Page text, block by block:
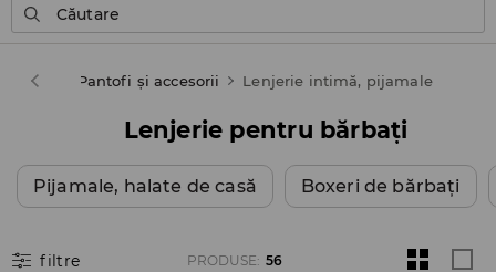
Căutare
Bărbat Pantofi și accesorii Lenjerie intimă, pijamale
Lenjerie pentru bărbați
Pijamale, halate de casă Boxeri de bărbați
filtre PRODUSE: 56